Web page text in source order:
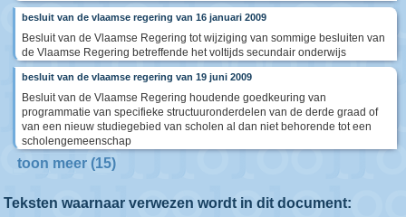
besluit van de vlaamse regering van 16 januari 2009
Besluit van de Vlaamse Regering tot wijziging van sommige besluiten van
de Vlaamse Regering betreffende het voltijds secundair onderwijs
besluit van de vlaamse regering van 19 juni 2009
Besluit van de Vlaamse Regering houdende goedkeuring van
programmatie van specifieke structuuronderdelen van de derde graad of
van een nieuw studiegebied van scholen al dan niet behorende tot een
scholengemeenschap
toon meer (15)
Teksten waarnaar verwezen wordt in dit document: